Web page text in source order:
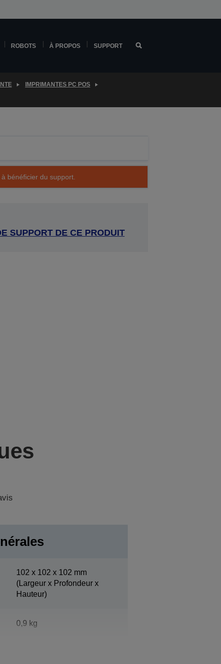
ROBOTS À PROPOS SUPPORT
IMPRIMANTES PC POS
bénéficier du support.
SUPPORT DE CE PRODUIT
102‎ x 102 x 102 mm
(Largeur x Profondeur x
Hauteur)
0,9 kg